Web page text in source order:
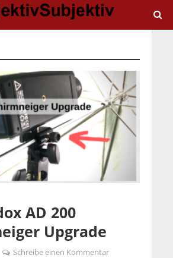
AD 200
Upgrade
Schreibe einen Kommentar